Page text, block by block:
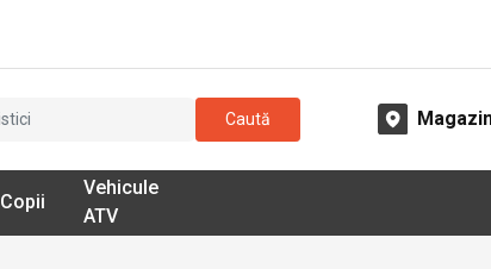
Caută
Copii
Vehicule
ATV